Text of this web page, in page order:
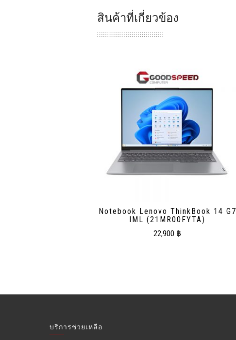
สินค้าที่เกี่ยวข้อง
Notebook Lenovo ThinkBook 14 G7
IML (21MR00FYTA)
22,900 ฿
บริการช่วยเหลือ